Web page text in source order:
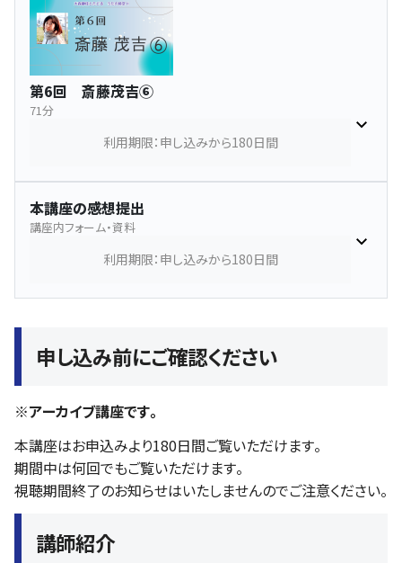
第6回 斎藤茂吉⑥
71分
利用期限：申し込みから180日間
本講座の感想提出
講座内フォーム・資料
利用期限：申し込みから180日間
申し込み前にご確認ください
※アーカイブ講座です。
本講座はお申込みより180日間ご覧いただけます。
期間中は何回でもご覧いただけます。
視聴期間終了のお知らせはいたしませんのでご注意ください。
講師紹介